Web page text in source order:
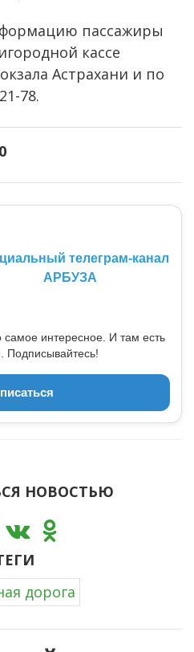
пассажиры
кассе
Астрахани и по
78.
телеграм-канал
АРБУЗА
самое интересное. И там есть
Подписывайтесь!
НОВОСТЬЮ
дорога